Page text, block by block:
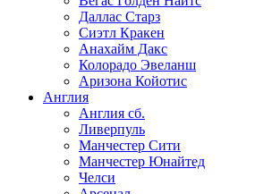
Даллас Старз
Сиэтл Кракен
Анахайм Дакс
Колорадо Эвеланш
Аризона Койотис
Англия
Англия сб.
Ливерпуль
Манчестер Сити
Манчестер Юнайтед
Челси